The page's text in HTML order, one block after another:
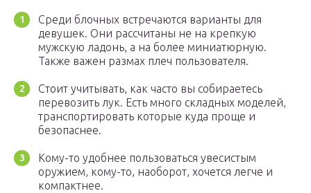
Среди блочных встречаются варианты для
девушек. Они рассчитаны не на крепкую
мужскую ладонь, а на более миниатюрную.
Также важен размах плеч пользователя.
Стоит учитывать, как часто вы собираетесь
перевозить лук. Есть много складных моделей,
транспортировать которые куда проще и
безопаснее.
Кому-то удобнее пользоваться увесистым
оружием, кому-то, наоборот, хочется легче и
компактнее.